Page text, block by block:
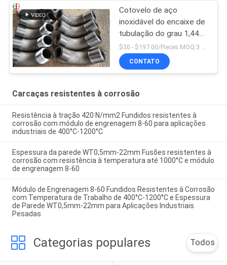
Cotovelo de aço
inoxidável do encaixe de
tubulação do grau 1,4418
da liga 90 da conexão da
flange
$30 - $197.00/Pieces MOQ:3 Piece / Pieces
CONTATO
Carcaças resistentes à corrosão
Resistência à tração 420 N/mm2 Fundidos resistentes à
corrosão com módulo de engrenagem 8-60 para aplicações
industriais de 400°C-1200°C
Espessura da parede WT0,5mm-22mm Fusões resistentes à
corrosão com resistência à temperatura até 1000°C e módulo
de engrenagem 8-60
Módulo de Engrenagem 8-60 Fundidos Resistentes à Corrosão
com Temperatura de Trabalho de 400°C-1200°C e Espessura
de Parede WT0,5mm-22mm para Aplicações Industriais
Pesadas
Categorias populares Todos